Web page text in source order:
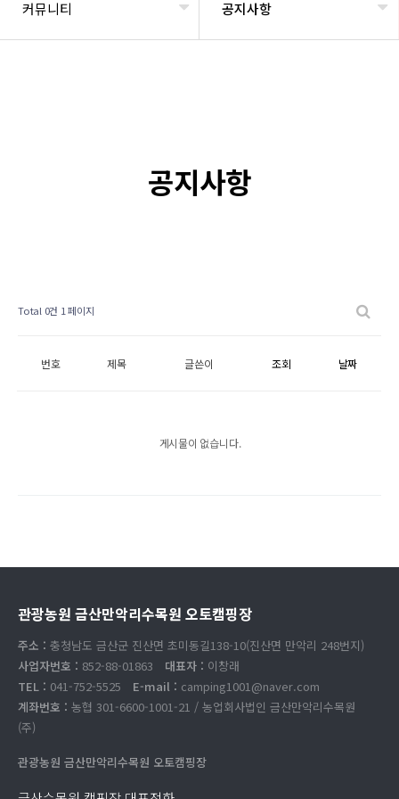
커뮤니티 공지사항
공지사항
Total 0건 1 페이지
번호 제목 글쓴이 조회 날짜
게시물이 없습니다.
관광농원 금산만악리수목원 오토캠핑장
주소 : 충청남도 금산군 진산면 초미동길138-10(진산면 만악리 248번지)
사업자번호 : 852-88-01863 대표자 : 이창래
TEL : 041-752-5525 E-mail : camping1001@naver.com
계좌번호 : 농협 301-6600-1001-21 / 농업회사법인 금산만악리수목원
(주)
관광농원 금산만악리수목원 오토캠핑장